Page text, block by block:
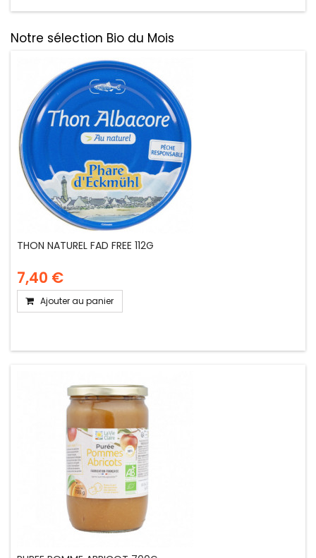
Notre sélection Bio du Mois
THON NATUREL FAD FREE 112G
7,40 €
Ajouter au panier